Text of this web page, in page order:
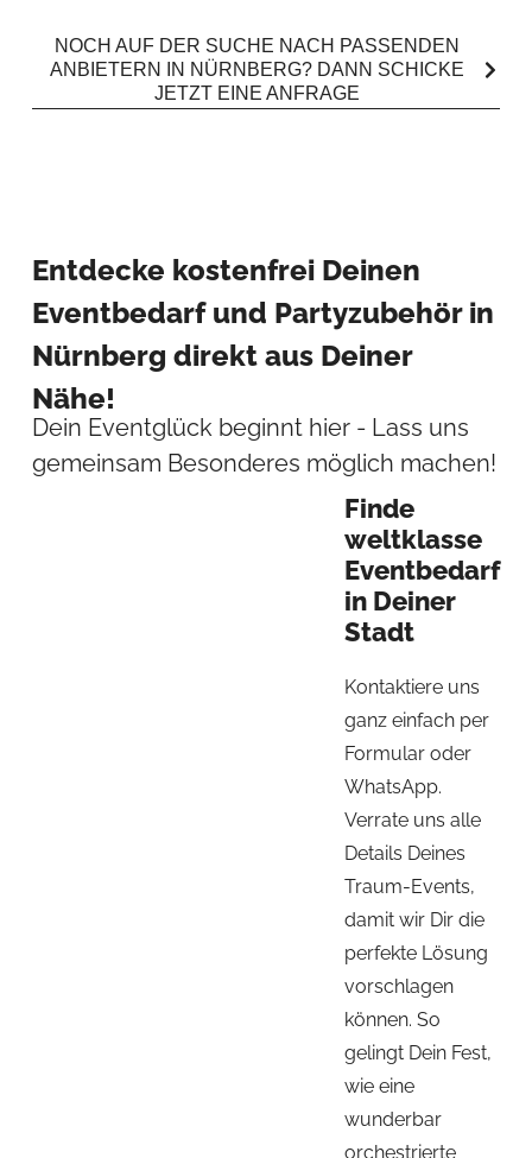
NOCH AUF DER SUCHE NACH PASSENDEN
ANBIETERN IN NÜRNBERG? DANN SCHICKE
JETZT EINE ANFRAGE
Entdecke kostenfrei Deinen
Eventbedarf und Partyzubehör in
Nürnberg direkt aus Deiner
Nähe!
Dein Eventglück beginnt hier - Lass uns
gemeinsam Besonderes möglich machen!
Finde
weltklasse
Eventbedarf
in Deiner
Stadt
Kontaktiere uns
ganz einfach per
Formular oder
WhatsApp.
Verrate uns alle
Details Deines
Traum-Events,
damit wir Dir die
perfekte Lösung
vorschlagen
können. So
gelingt Dein Fest,
wie eine
wunderbar
orchestrierte